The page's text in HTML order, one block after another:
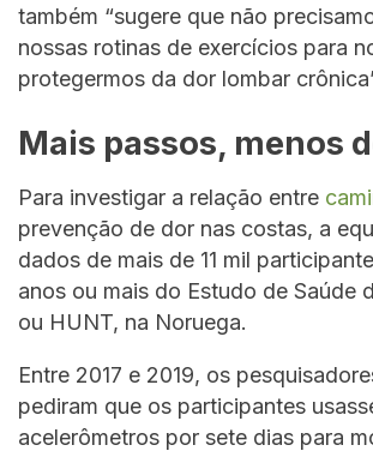
também “sugere que não
nossas rotinas de exercícios para
protegermos da dor lombar
Mais passos, menos
Para investigar a relação entre
prevenção de dor nas costas, a
dados de mais de 11 mil
anos ou mais do Estudo de Saúde
ou HUNT, na Noruega.
Entre 2017 e 2019, os
pediram que os participantes
acelerômetros por sete dias para